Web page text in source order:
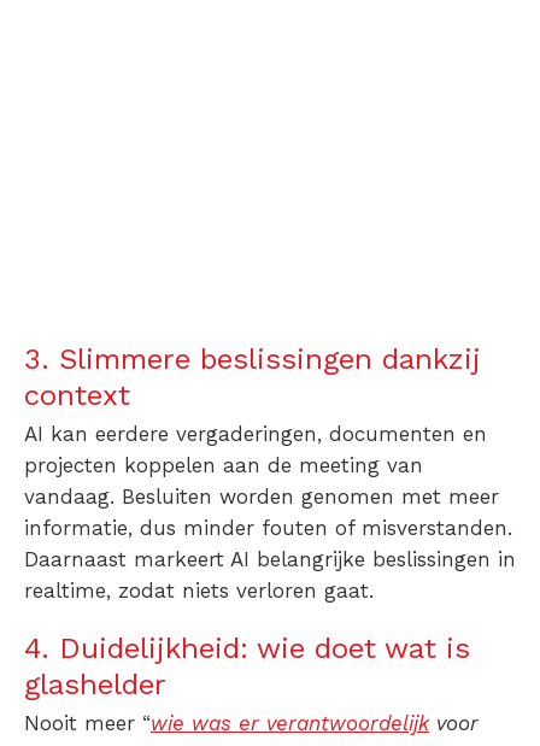
3. Slimmere beslissingen dankzij
context
AI kan eerdere vergaderingen, documenten en
projecten koppelen aan de meeting van
vandaag. Besluiten worden genomen met meer
informatie, dus minder fouten of misverstanden.
Daarnaast markeert AI belangrijke beslissingen in
realtime, zodat niets verloren gaat.
4. Duidelijkheid: wie doet wat is
glashelder
Nooit meer “wie was er verantwoordelijkvoor